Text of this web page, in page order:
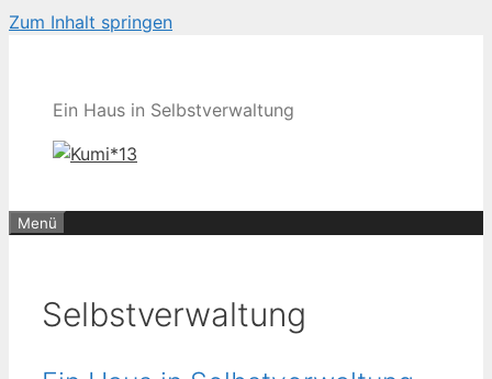
Zum Inhalt springen
Ein Haus in Selbstverwaltung
Menü
Selbstverwaltung